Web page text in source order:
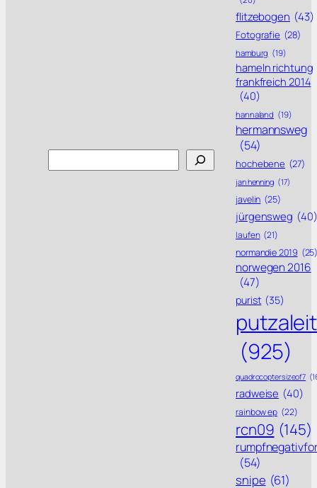
flitzebogen (43)
Fotografie (28)
hamburg (19)
hameln richtung
frankfreich 2014
(40)
hannaland (19)
hermannsweg
(54)
hochebene (27)
jan henning (17)
javelin (25)
jürgensweg (40)
laufen (21)
normandie 2019
norwegen 2016
(47)
purist (35)
putzaleit
(925)
quadrocoptersizeof7
radweise (40)
rainbow ep (22)
rcn09 (145)
(54)
snipe (61)